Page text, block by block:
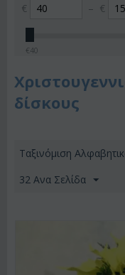
€ – €
€40
δίσκους
Ταξινόμιση
32 Ανα Σελίδα